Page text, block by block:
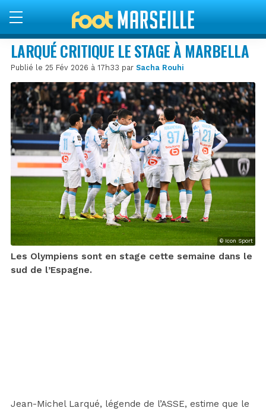
LARQUÉ CRITIQUE LE STAGE À MARBELLA
Publié le 25 Fév 2026 à 17h33 par Sacha Rouhi
© Icon Sport
Les Olympiens sont en stage cette semaine dans le
sud de l’Espagne.
Jean-Michel Larqué, légende de l’ASSE, estime que le